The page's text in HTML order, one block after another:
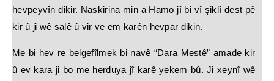
hevpeyvîn dikir. Naskirina min a Hamo jî bi vî şiklî dest pê
kir û ji wê salê û vir ve em karên hevpar dikin.
Me bi hev re belgefîlmek bi navê “Dara Mestê” amade kir
û ev kara ji bo me herduya jî karê yekem bû. Ji xeynî wê